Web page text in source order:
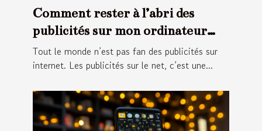
Comment rester à l’abri des
publicités sur mon ordinateur
portable ?
Tout le monde n’est pas fan des publicités sur
internet. Les publicités sur le net, c’est une...